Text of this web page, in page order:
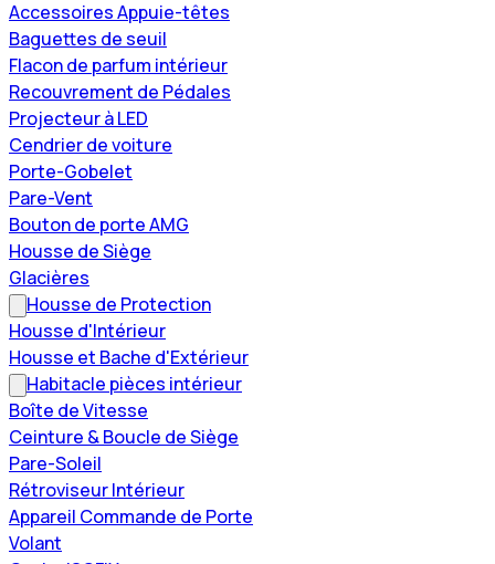
Accessoires Appuie-têtes
Baguettes de seuil
Flacon de parfum intérieur
Recouvrement de Pédales
Projecteur à LED
Cendrier de voiture
Porte-Gobelet
Pare-Vent
Bouton de porte AMG
Housse de Siège
Glacières
Housse de Protection
Housse d'Intérieur
Housse et Bache d'Extérieur
Habitacle pièces intérieur
Boîte de Vitesse
Ceinture & Boucle de Siège
Pare-Soleil
Rétroviseur Intérieur
Appareil Commande de Porte
Volant